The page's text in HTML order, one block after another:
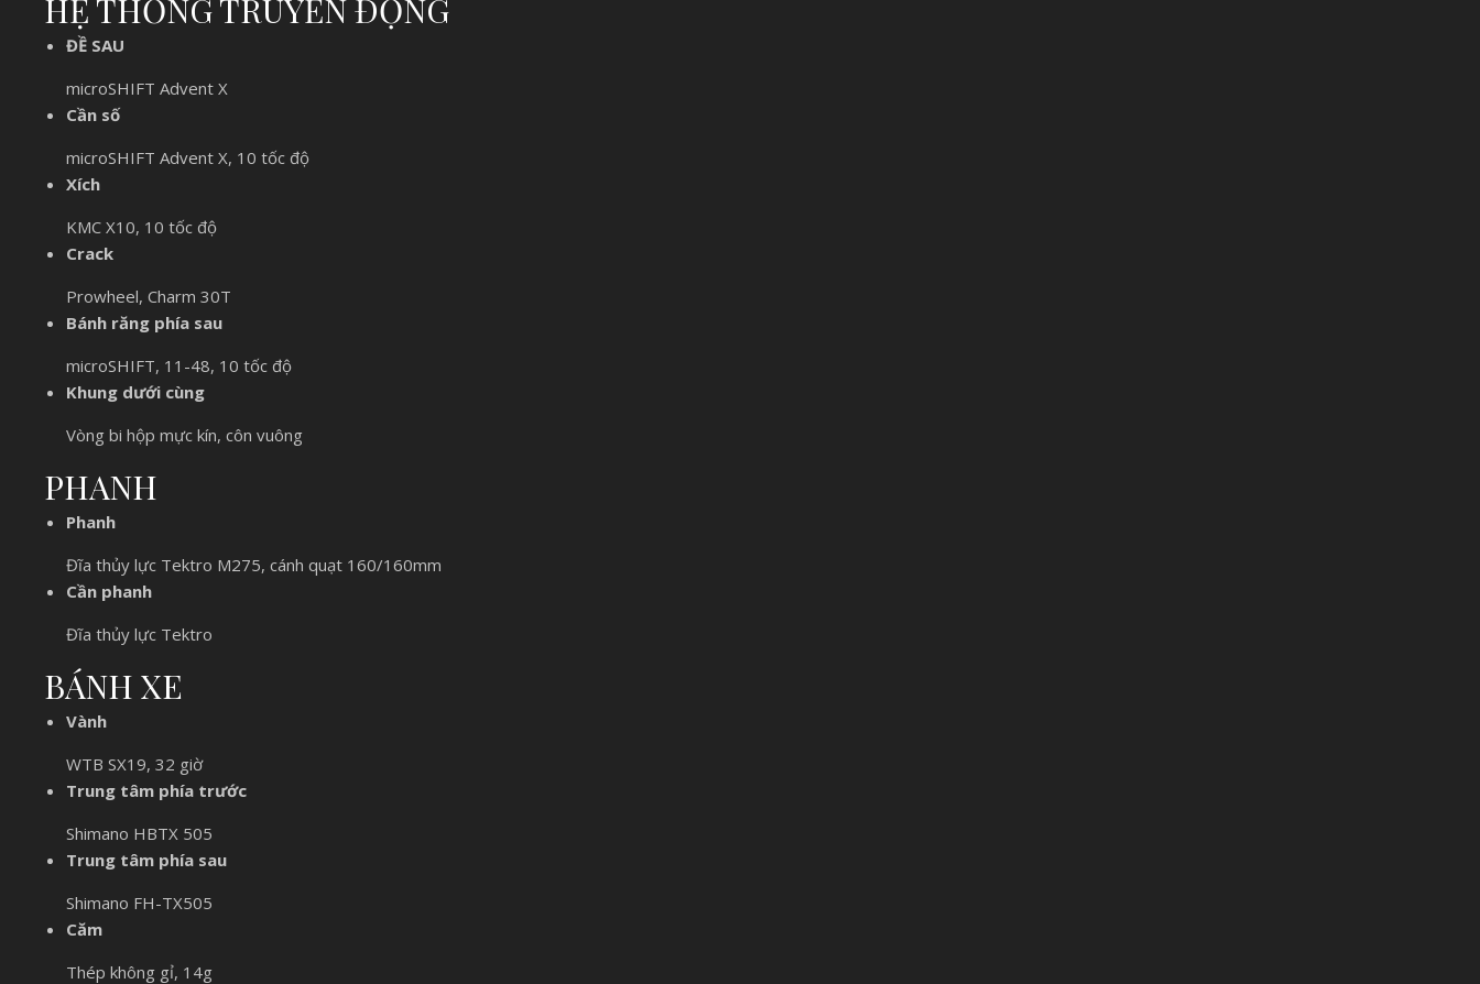
HỆ THỐNG TRUYỀN ĐỘNG
ĐỀ SAU
microSHIFT Advent X
Cần số
microSHIFT Advent X, 10 tốc độ
Xích
KMC X10, 10 tốc độ
Crack
Prowheel, Charm 30T
Bánh răng phía sau
microSHIFT, 11-48, 10 tốc độ
Khung dưới cùng
Vòng bi hộp mực kín, côn vuông
PHANH
Phanh
Đĩa thủy lực Tektro M275, cánh quạt 160/160mm
Cần phanh
Đĩa thủy lực Tektro
BÁNH XE
Vành
WTB SX19, 32 giờ
Trung tâm phía trước
Shimano HBTX 505
Trung tâm phía sau
Shimano FH-TX505
Căm
Thép không gỉ, 14g